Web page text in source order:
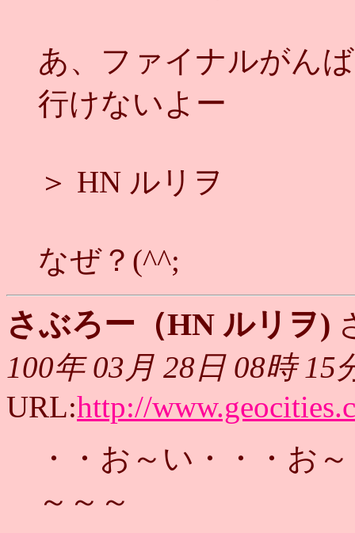
あ、ファイナルがん
行けないよー
＞ HN ルリヲ
なぜ？(^^;
さぶろー（HN ルリヲ)
100年 03月 28日 08時 15
URL:http://
・・お～い・・・お
～～～